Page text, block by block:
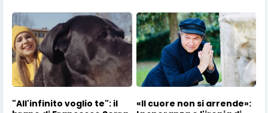
"All'infinito voglio te": il
«Il cuore non si arrende»: